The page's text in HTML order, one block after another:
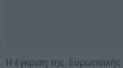
Η έγκριση της Ευρωπαϊκής